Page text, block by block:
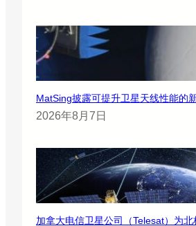
MatSing披露可提升卫星天线性能的
2026年8月7日
加拿大电信卫星公司（Telesat）为